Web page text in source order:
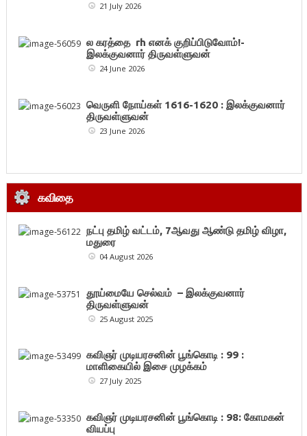
21 July 2026
ல கரத்தை rh எனக் குறிப்பிடுவோம்!-
இலக்குவனார் திருவள்ளுவன்
24 June 2026
வெருளி நோய்கள் 1616-1620 : இலக்குவனார்
திருவள்ளுவன்
23 June 2026
கவிதை
நட்பு தமிழ் வட்டம், 7ஆவது ஆண்டு தமிழ் விழா,
மதுரை
04 August 2026
தூய்மையே செல்வம் – இலக்குவனார்
திருவள்ளுவன்
25 August 2025
கவிஞர் முடியரசனின் பூங்கொடி : 99 :
மாளிகையில் இசை முழக்கம்
27 July 2025
கவிஞர் முடியரசனின் பூங்கொடி : 98: கோமகன்
வியப்பு